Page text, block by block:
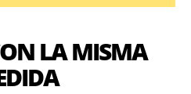
LA MISMA